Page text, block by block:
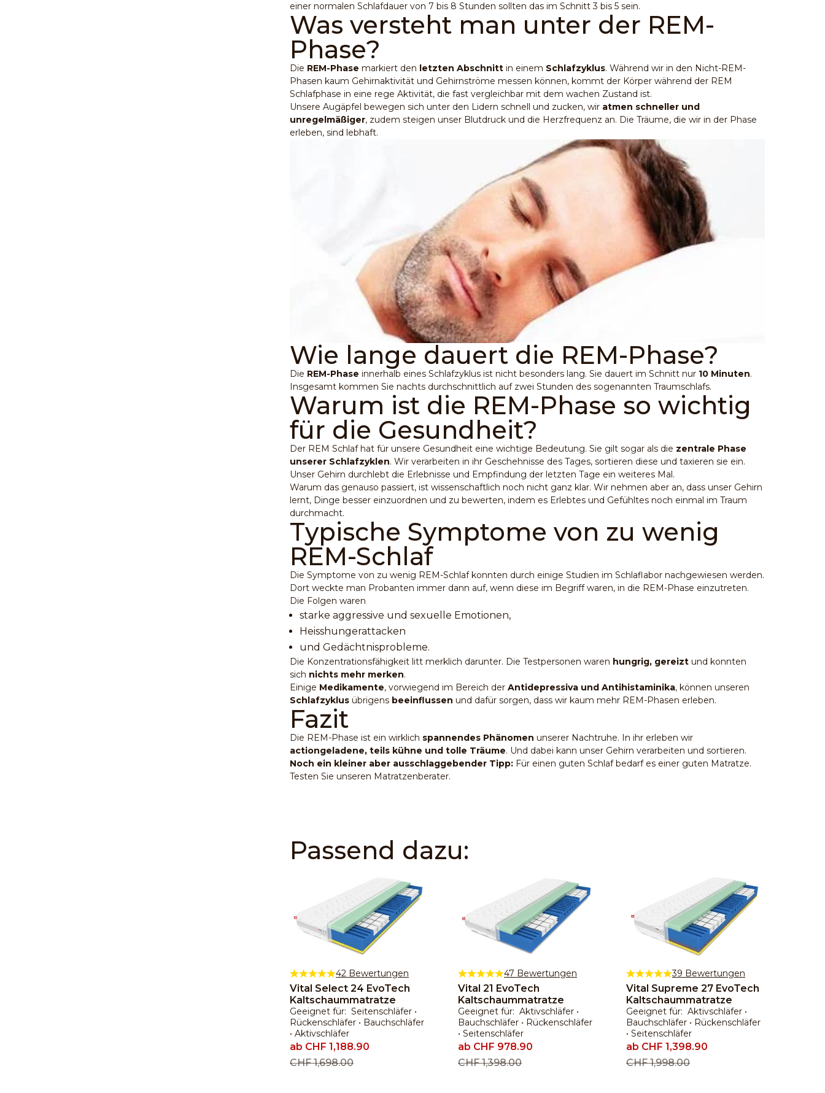
einer normalen Schlafdauer von 7 bis 8 Stunden sollten das im Schnitt 3 bis 5 sein.
Was versteht man unter der REM-
Phase?
Die REM-Phase markiert den letzten Abschnitt in einem Schlafzyklus. Während wir in den Nicht-REM-
Phasen kaum Gehirnaktivität und Gehirnströme messen können, kommt der Körper während der REM
Schlafphase in eine rege Aktivität, die fast vergleichbar mit dem wachen Zustand ist.
Unsere Augäpfel bewegen sich unter den Lidern schnell und zucken, wir atmen schneller und
unregelmäßiger, zudem steigen unser Blutdruck und die Herzfrequenz an. Die Träume, die wir in der Phase
erleben, sind lebhaft.
Wie lange dauert die REM-Phase?
Die REM-Phase innerhalb eines Schlafzyklus ist nicht besonders lang. Sie dauert im Schnitt nur 10 Minuten.
Insgesamt kommen Sie nachts durchschnittlich auf zwei Stunden des sogenannten Traumschlafs.
Warum ist die REM-Phase so wichtig
für die Gesundheit?
Der REM Schlaf hat für unsere Gesundheit eine wichtige Bedeutung. Sie gilt sogar als die zentrale Phase
unserer Schlafzyklen. Wir verarbeiten in ihr Geschehnisse des Tages, sortieren diese und taxieren sie ein.
Unser Gehirn durchlebt die Erlebnisse und Empfindung der letzten Tage ein weiteres Mal.
Warum das genauso passiert, ist wissenschaftlich noch nicht ganz klar. Wir nehmen aber an, dass unser Gehirn
lernt, Dinge besser einzuordnen und zu bewerten, indem es Erlebtes und Gefühltes noch einmal im Traum
durchmacht.
Typische Symptome von zu wenig
REM-Schlaf
Die Symptome von zu wenig REM-Schlaf konnten durch einige Studien im Schlaflabor nachgewiesen werden.
Dort weckte man Probanten immer dann auf, wenn diese im Begriff waren, in die REM-Phase einzutreten.
Die Folgen waren
starke aggressive und sexuelle Emotionen,
Heisshungerattacken
und Gedächtnisprobleme.
Die Konzentrationsfähigkeit litt merklich darunter. Die Testpersonen waren hungrig, gereizt und konnten
sich nichts mehr merken.
Einige Medikamente, vorwiegend im Bereich der Antidepressiva und Antihistaminika, können unseren
Schlafzyklus übrigens beeinflussen und dafür sorgen, dass wir kaum mehr REM-Phasen erleben.
Fazit
Die REM-Phase ist ein wirklich spannendes Phänomen unserer Nachtruhe. In ihr erleben wir
actiongeladene, teils kühne und tolle Träume. Und dabei kann unser Gehirn verarbeiten und sortieren.
Noch ein kleiner aber ausschlaggebender Tipp: Für einen guten Schlaf bedarf es einer guten Matratze.
Testen Sie unseren Matratzenberater.
Passend dazu:
42 Bewertungen
Vital Select 24 EvoTech
Kaltschaummatratze
Geeignet für: Seitenschläfer •
Rückenschläfer • Bauchschläfer
• Aktivschläfer
Angebot
ab CHF 1,188.90
Regulärer Preis
CHF 1,698.00
47 Bewertungen
Vital 21 EvoTech
Kaltschaummatratze
Geeignet für: Aktivschläfer •
Bauchschläfer • Rückenschläfer
• Seitenschläfer
Angebot
ab CHF 978.90
Regulärer Preis
CHF 1,398.00
39 Bewertungen
Vital Supreme 27 EvoTech
Kaltschaummatratze
Geeignet für: Aktivschläfer •
Bauchschläfer • Rückenschläfer
• Seitenschläfer
Angebot
ab CHF 1,398.90
Regulärer Preis
CHF 1,998.00